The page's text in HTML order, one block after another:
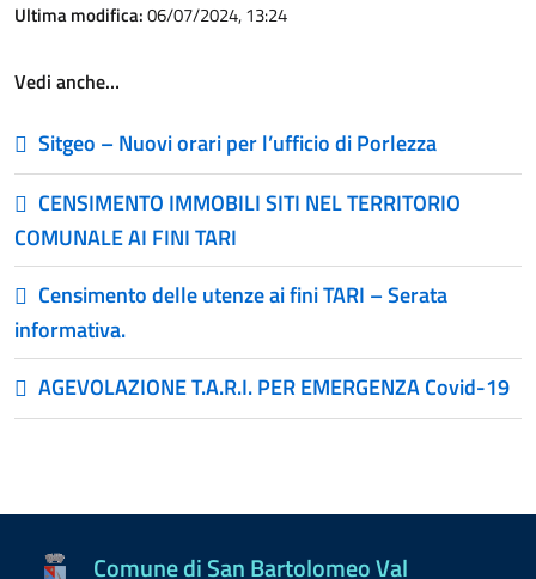
Ultima modifica:06/07/2024, 13:24
Vedi anche…
Sitgeo – Nuovi orari per l’ufficio di Porlezza
CENSIMENTO IMMOBILI SITI NEL TERRITORIO
COMUNALE AI FINI TARI
Censimento delle utenze ai fini TARI – Serata
informativa.
AGEVOLAZIONE T.A.R.I. PER EMERGENZA Covid-19
Comune di San Bartolomeo Val